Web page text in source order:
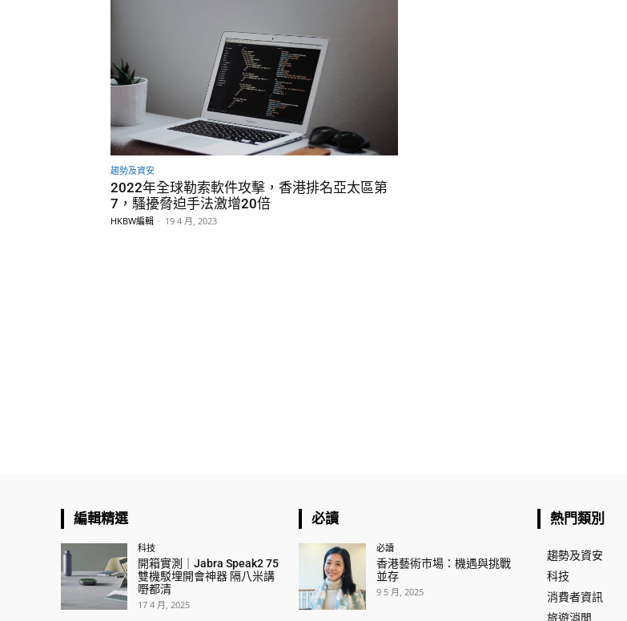
趨勢及資安
2022年全球勒索軟件攻擊，香港排名亞太區第
7，騷擾脅迫手法激增20倍
HKBW編輯 - 19 4 月, 2023
編輯精選
科技
開箱實測｜Jabra Speak2 75
雙機駁埋開會神器 隔八米講
嘢都清
17 4 月, 2025
必讀
必讀
香港藝術市場：機遇與挑戰
並存
9 5 月, 2025
熱門類別
趨勢及資安
科技
消費者資訊
旅遊消閒